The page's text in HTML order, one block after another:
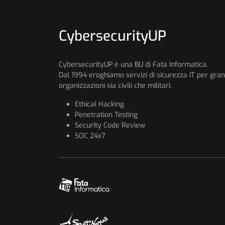
CybersecurityUP
CybersecurityUP è una BU di Fata Informatica.
Dal 1994 eroghiamo servizi di sicurezza IT per
organizzazioni sia civili che militari.
Ethical Hacking
Penetration Testing
Security Code Review
SOC 24x7